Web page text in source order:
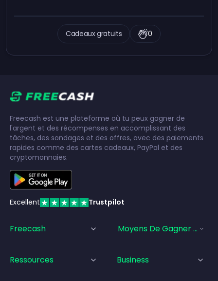
Cadeaux gratuits 0
Freecash est une plateforme où tu peux gagner de
l'argent et des récompenses en accomplissant des
tâches, des sondages et des offres, avec des paiements
rapides comme des cartes cadeaux, PayPal et des
cryptomonnaies.
Excellent Trustpilot
Freecash Moyens De Gagner De
Ressources Business